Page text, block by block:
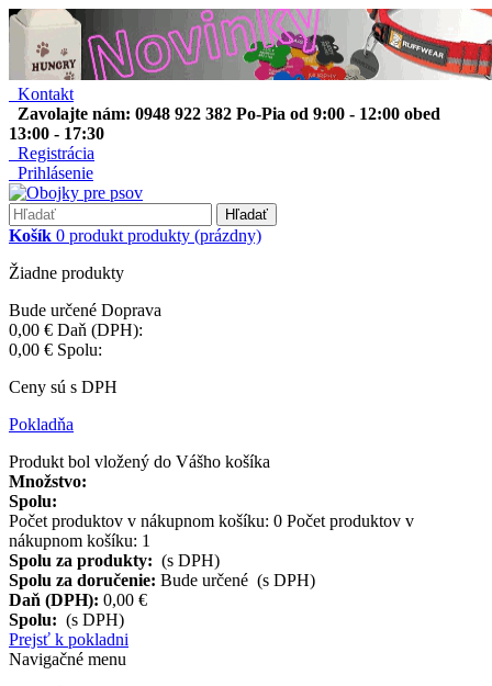
Kontakt
Zavolajte nám: 0948 922 382 Po-Pia od 9:00 - 12:00 obed
13:00 - 17:30
Registrácia
Prihlásenie
Hľadať
Košík 0 produkt produkty (prázdny)
Žiadne produkty
Bude určené Doprava
0,00 € Daň (DPH):
0,00 € Spolu:
Ceny sú s DPH
Pokladňa
Produkt bol vložený do Vášho košíka
Množstvo:
Spolu:
Počet produktov v nákupnom košíku: 0 Počet produktov v
nákupnom košíku: 1
Spolu za produkty: (s DPH)
Spolu za doručenie: Bude určené (s DPH)
Daň (DPH): 0,00 €
Spolu: (s DPH)
Prejsť k pokladni
Navigačné menu